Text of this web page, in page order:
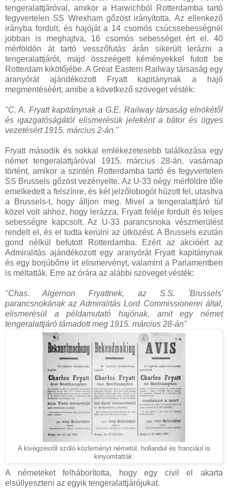
tengeralattjáróval, amikor a Harwichból Rotterdamba tartó
fegyvertelen SS Wrexham gőzöst irányította. Az ellenkező
irányba fordult, és hajóját a 14 csomós csúcssebességnél
jobban is meghajtva, 16 csomós sebességet ért el. 40
mérföldön át tartó vesszőfutás árán sikerült lerázni a
tengeralattjárót, majd összeégett kéményekkel futott be
Rotterdam kikötőjébe. A Great Eastern Railway társaság egy
aranyórát ajándékozott Fryatt kapitánynak a hajó
megmentéséért, amibe a következő szöveget vésték:
"C. A. Fryatt kapitánynak a G.E. Railway társaság elnökétől
és igazgatóságától elismerésük jeleként a bátor és ügyes
vezetésért 1915. március 2-án."
Fryatt második és sokkal emlékezetesebb találkozása egy
német tengeralattjáróval 1915. március 28-án, vasárnap
történt, amikor a szintén Rotterdamba tartó és fegyvertelen
SS Brussels gőzöst vezényelte. Az U-33 négy mérföldre tőle
emelkedett a felszínre, és két jelzőlobogót húzott fel, utasítva
a Brussels-t, hogy álljon meg. Mivel a tengeralattjáró túl
közel volt ahhoz, hogy lerázza, Fryatt feléje fordult és teljes
sebességre kapcsolt. Az U-33 parancsnoka vészmerülést
rendelt el, és el tudta kerülni az ütközést. A Brussels ezután
gond nélkül befutott Rotterdamba. Ezért az akcióért az
Admiralitás ajándékozott egy aranyórát Fryatt kapitánynak
és egy borjúbőrre írt elismervényt, valamint a Parlamentben
is méltatták. Erre az órára az alábbi szöveget vésték:
"Chas. Algernon Fryattnek, az S.S. 'Brussels'
parancsnokának az Admiralitás Lord Commissionerei által,
elismerésül a példamutató hajónak, amit egy német
tengeralattjáró támadott meg 1915. március 28-án"
A kivégzésről szóló közleményt németül, hollandul és franciául is
kinyomtatták.
A németeket felháborította, hogy egy civil el akarta
elsüllyeszteni az egyik tengeralattjárójukat.